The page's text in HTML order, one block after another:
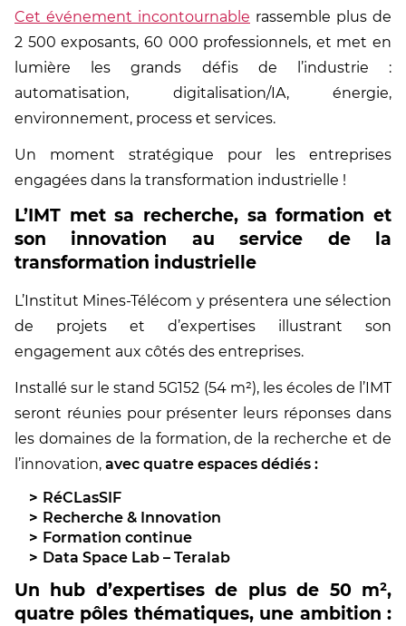
Cet événement incontournable rassemble plus de
2 500 exposants, 60 000 professionnels, et met en
lumière les grands défis de l’industrie :
automatisation, digitalisation/IA, énergie,
environnement, process et services.
Un moment stratégique pour les entreprises
engagées dans la transformation industrielle !
L’IMT met sa recherche, sa formation et
son innovation au service de la
transformation industrielle
L’Institut Mines-Télécom y présentera une sélection
de projets et d’expertises illustrant son
engagement aux côtés des entreprises.
Installé sur le stand 5G152 (54 m²), les écoles de l’IMT
seront réunies pour présenter leurs réponses dans
les domaines de la formation, de la recherche et de
l’innovation, avec quatre espaces dédiés :
RéCLasSIF
Recherche & Innovation
Formation continue
Data Space Lab – Teralab
Un hub d’expertises de plus de 50 m²,
quatre pôles thématiques, une ambition :